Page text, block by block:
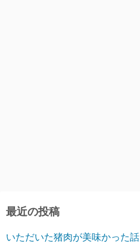
最近の投稿
いただいた猪肉が美味かった話